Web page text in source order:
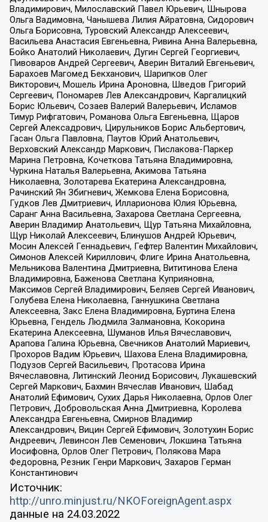
Владимирович, Милославский Павел Юрьевич, Шнырова
Ольга Вадимовна, Чанышева Лилия Айратовна, Сидорович
Ольга Борисовна, Туровский Александр Алексеевич,
Васильева Анастасия Евгеньевна, Ривина Анна Валерьевна,
Бойко Анатолий Николаевич, Дугин Сергей Георгиевич,
Пивоваров Андрей Сергеевич, Аверин Виталий Евгеньевич,
Барахоев Магомед Бекханович, Шарипков Олег
Викторович, Мошель Ирина Ароновна, Шведов Григорий
Сергеевич, Пономарев Лев Александрович, Каргалицкий
Борис Юльевич, Созаев Валерий Валерьевич, Исламов
Тимур Рифгатович, Романова Ольга Евгеньевна, Щаров
Сергей Алексадрович, Цирульников Борис Альбертович,
Гасан Ольга Павловна, Паутов Юрий Анатольевич,
Верховский Александр Маркович, Пислакова-Паркер
Марина Петровна, Кочеткова Татьяна Владимировна,
Чуркина Наталья Валерьевна, Акимова Татьяна
Николаевна, Золотарева Екатерина Александровна,
Рачинский Ян Збигневич, Жемкова Елена Борисовна,
Гудков Лев Дмитриевич, Илларионова Юлия Юрьевна,
Саранг Анна Васильевна, Захарова Светлана Сергеевна,
Аверин Владимир Анатольевич, Щур Татьяна Михайловна,
Щур Николай Алексеевич, Блинушов Андрей Юрьевич,
Мосин Алексей Геннадьевич, Гефтер Валентин Михайлович,
Симонов Алексей Кириллович, Флиге Ирина Анатольевна,
Мельникова Валентина Дмитриевна, Вититинова Елена
Владимировна, Баженова Светлана Куприяновна,
Максимов Сергей Владимирович, Беляев Сергей Иванович,
Голубева Елена Николаевна, Ганнушкина Светлана
Алексеевна, Закс Елена Владимировна, Буртина Елена
Юрьевна, Гендель Людмила Залмановна, Кокорина
Екатерина Алексеевна, Шуманов Илья Вячеславович,
Арапова Галина Юрьевна, Свечников Анатолий Мариевич,
Прохоров Вадим Юрьевич, Шахова Елена Владимировна,
Подузов Сергей Васильевич, Протасова Ирина
Вячеславовна, Литинский Леонид Борисович, Лукашевский
Сергей Маркович, Бахмин Вячеслав Иванович, Шабад
Анатолий Ефимович, Сухих Дарья Николаевна, Орлов Олег
Петрович, Добровольская Анна Дмитриевна, Королева
Александра Евгеньевна, Смирнов Владимир
Александрович, Вицин Сергей Ефимович, Золотухин Борис
Андреевич, Левинсон Лев Семенович, Локшина Татьяна
Иосифовна, Орлов Олег Петрович, Полякова Мара
Федоровна, Резник Генри Маркович, Захаров Герман
Константинович
Источник:
http://unro.minjust.ru/NKOForeignAgent.aspx
данные на 24.03.2022